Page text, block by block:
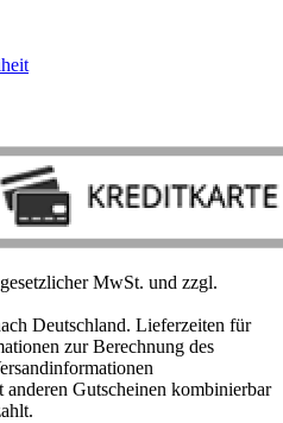
MwSt. und zzgl.
Deutschland. Lieferzeiten für
zur Berechnung des
Gutscheinen kombinierbar